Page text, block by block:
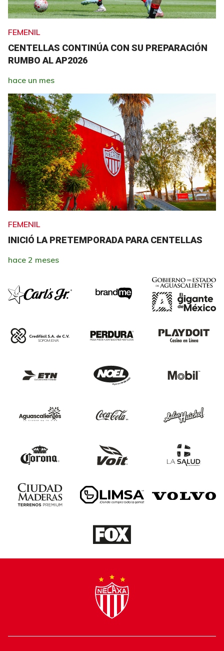
FEMENIL
CENTELLAS CONTINÚA CON SU PREPARACIÓN
RUMBO AL AP2026
hace un mes
FEMENIL
INICIÓ LA PRETEMPORADA PARA CENTELLAS
hace 2 meses